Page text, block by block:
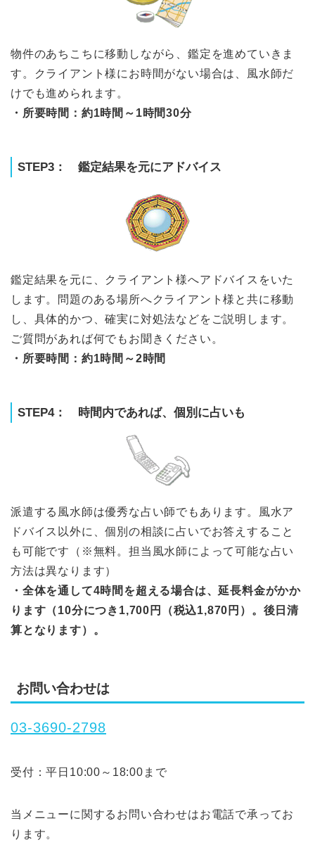
物件のあちこちに移動しながら、鑑定を進めていきま
す。クライアント様にお時間がない場合は、風水師だ
けでも進められます。
・所要時間：約1時間～1時間30分
STEP3： 鑑定結果を元にアドバイス
鑑定結果を元に、クライアント様へアドバイスをいた
します。問題のある場所へクライアント様と共に移動
し、具体的かつ、確実に対処法などをご説明します。
ご質問があれば何でもお聞きください。
・所要時間：約1時間～2時間
STEP4： 時間内であれば、個別に占いも
派遣する風水師は優秀な占い師でもあります。風水ア
ドバイス以外に、個別の相談に占いでお答えすること
も可能です（※無料。担当風水師によって可能な占い
方法は異なります）
・全体を通して4時間を超える場合は、延長料金がかか
ります（10分につき1,700円（税込1,870円）。後日清
算となります）。
お問い合わせは
03-3690-2798
受付：平日10:00～18:00まで
当メニューに関するお問い合わせはお電話で承ってお
ります。